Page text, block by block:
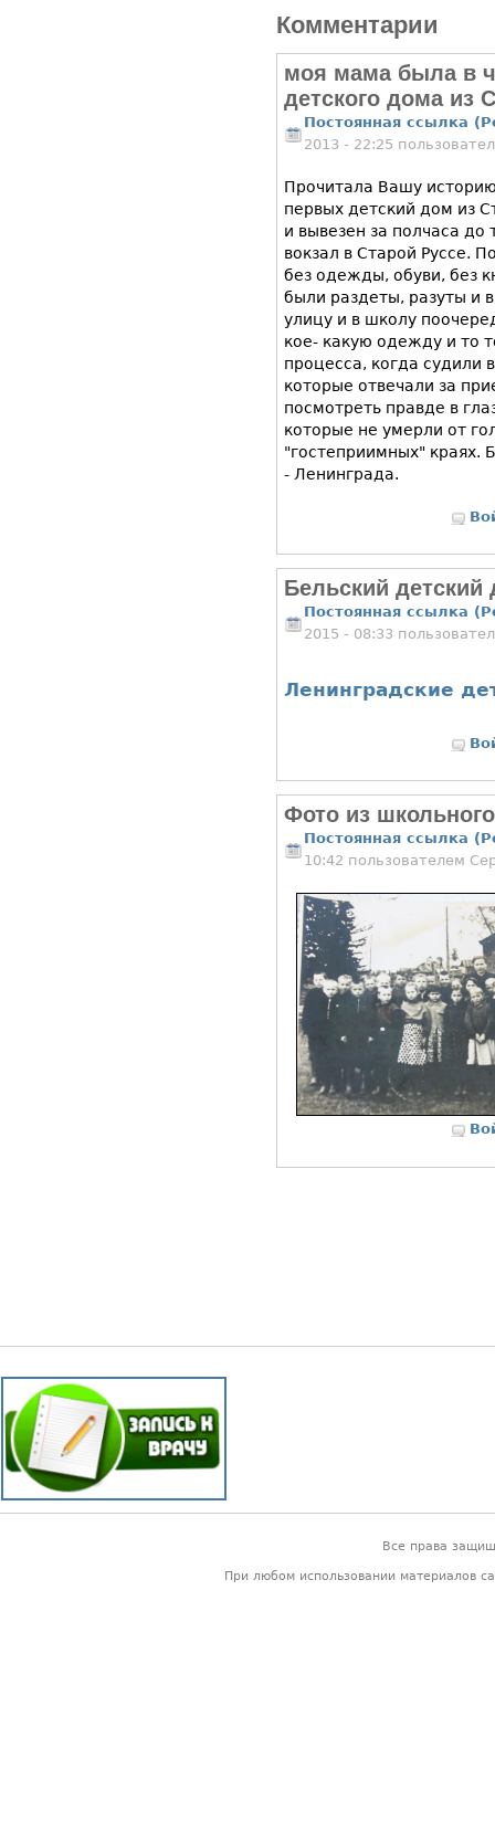
Комментарии
моя мама была в
детского дома из
Постоянная ссылка
2013 - 22:25
Прочитала Вашу
первых детский дом из
и вывезен за полчаса
вокзал в Старой Руссе.
без одежды, обуви, без
были раздеты, разуты и
улицу и в школу
кое- какую одежду и то
процесса, когда судили
которые отвечали за
посмотреть правде в
которые не умерли от
"гостеприимных" краях.
- Ленинграда.
Бельский детский
Постоянная ссылка
2015 - 08:33
Ленинградские
Фото из
Постоянная ссылка
10:42 пользователем
Все права
При любом использовании материалов